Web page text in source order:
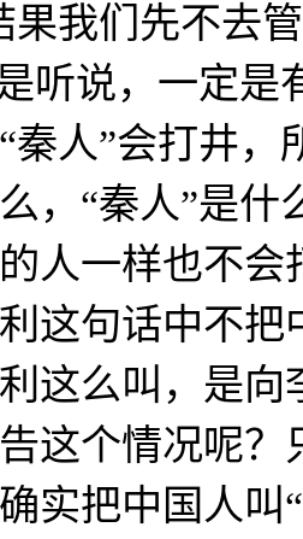
们先不去管
听说，一定
秦人”会打井
，“秦人”是
人一样也不会
这句话中不把
这么叫，是
这个情况呢
实把中国人叫